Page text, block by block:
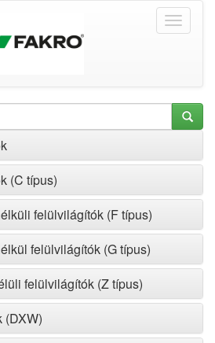
(C típus)
felülvilágítók (F típus)
felülvilágítók (G típus)
felülvilágítók (Z típus)
(DXW)